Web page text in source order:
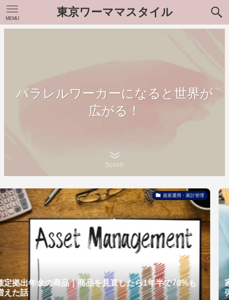
東京ワーママスタイル
MEMU
パラレルワーカーになると世界が
広がる！
Scroll
資産運用・家計管理
品を見直したら1年半で70%も
家族年表を作ってみ
弾